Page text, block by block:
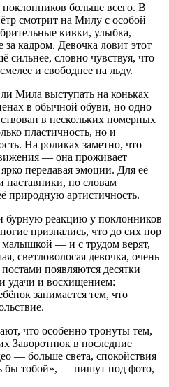
больше всего. В
смотрит на Милу с особой
кивки, улыбка,
кадром. Девочка ловит этот
сильнее, словно чувствуя, что
и свободнее на льду.
Мила выступать на коньках
в обычной обуви, но одно
в нескольких номерных
пластичность, но и
На роликах заметно, что
— она проживает
передавая эмоции. Для её
наставники, по словам
природную артистичность.
бурную реакцию у поклонников
признались, что до сих пор
— и с трудом верят,
светловолосая девочка, очень
появляются десятки
удачи и восхищением:
занимается тем, что
что особенно тронуты тем,
Заворотнюк в последние
— больше света, спокойствия
бы тобой», — пишут под фото,